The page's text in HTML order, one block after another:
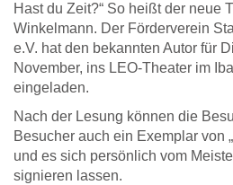
Hast du Zeit?“ So heißt der neue
Winkelmann. Der Förderverein
e.V. hat den bekannten Autor für
November, ins LEO-Theater im
eingeladen.
Nach der Lesung können die
Besucher auch ein Exemplar von
und es sich persönlich vom
signieren lassen.